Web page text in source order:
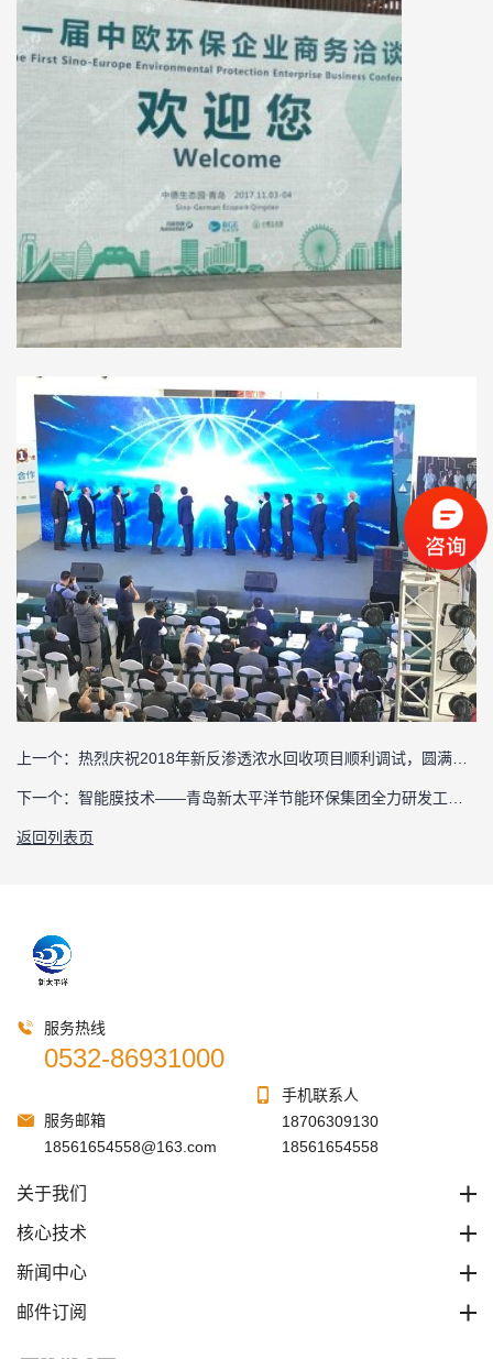
上一个： 热烈庆祝2018年新反渗透浓水回收项目顺利调试，圆满完工
下一个： 智能膜技术——青岛新太平洋节能环保集团全力研发工作正在开展
返回列表页
服务热线
0532-86931000
服务邮箱
18561654558@163.com
手机联系人
18706309130
18561654558
关于我们
核心技术
新闻中心
邮件订阅